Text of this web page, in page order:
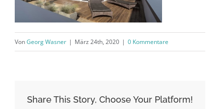
VonGeorg Wasner | März 24th, 2020 | 0 Kommentare
Share This Story, Choose Your Platform!